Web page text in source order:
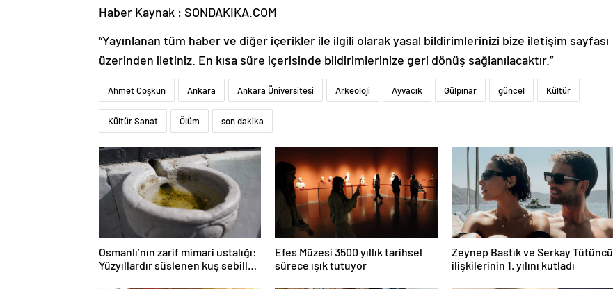
Haber Kaynak : SONDAKIKA.COM
“Yayınlanan tüm haber ve diğer içerikler ile ilgili olarak yasal bildirimlerinizi bize iletişim sayfası
üzerinden iletiniz. En kısa süre içerisinde bildirimlerinize geri dönüş sağlanılacaktır.”
Ahmet Coşkun Ankara Ankara Üniversitesi Arkeoloji Ayvacık Gülpınar güncel Kültür
Kültür Sanat Ölüm son dakika
Osmanlı’nın zarif mimari ustalığı:
Yüzyıllardır süslenen kuş sebilleri
Efes Müzesi 3500 yıllık tarihsel
sürece ışık tutuyor
Zeynep Bastık ve Serkay Tütüncü
ilişkilerinin 1. yılını kutladı